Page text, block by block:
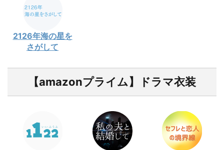
2126年海の星を
さがして
【amazonプライム】ドラマ衣装